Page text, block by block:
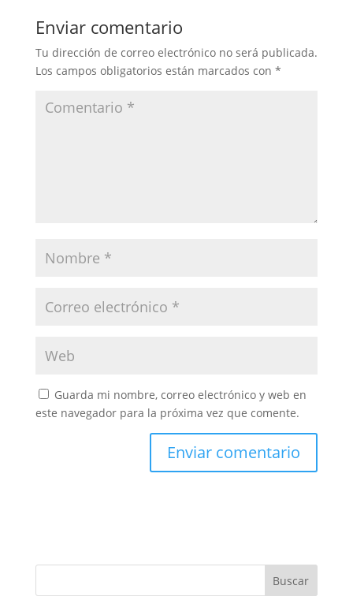
o
k
r
I
n
p
p
Enviar comentario
Tu dirección de correo electrónico no será publicada.
Los campos obligatorios están marcados con *
Guarda mi nombre, correo electrónico y web en
este navegador para la próxima vez que comente.
Buscar